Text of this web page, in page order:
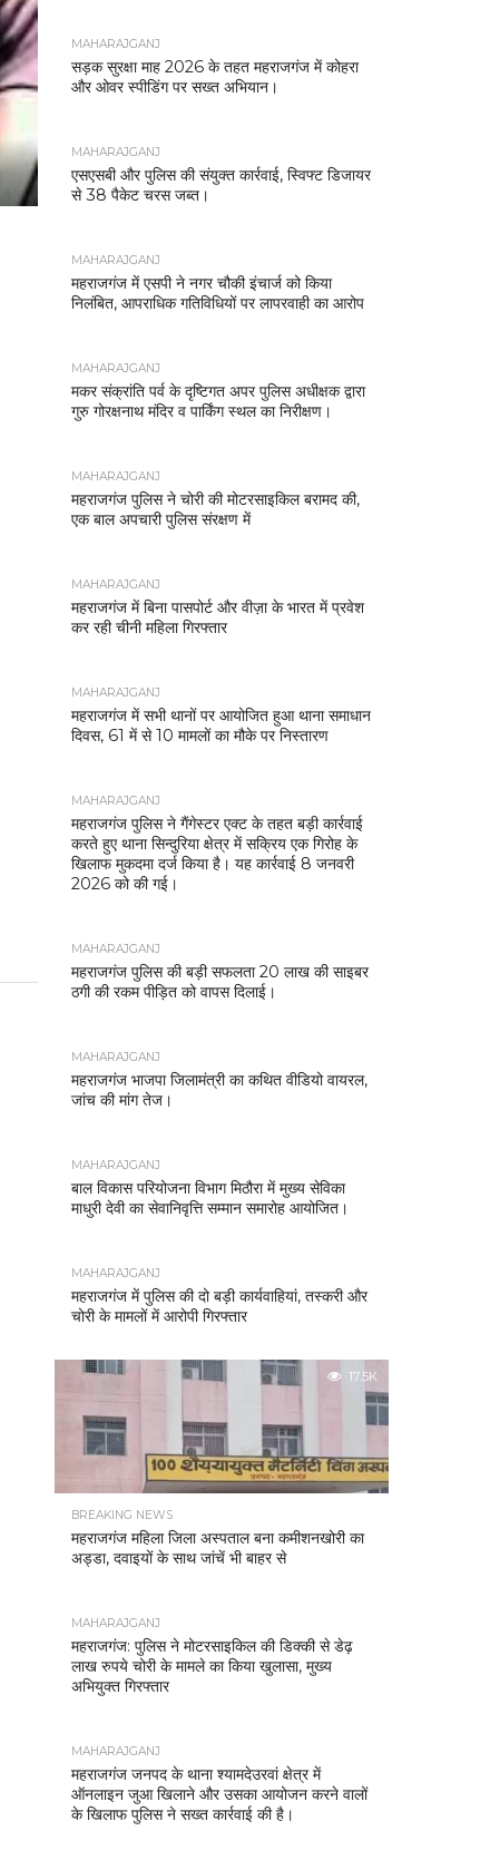
MAHARAJGANJ
सड़क सुरक्षा माह 2026 के तहत महराजगंज में कोहरा
और ओवर स्पीडिंग पर सख्त अभियान।
MAHARAJGANJ
एसएसबी और पुलिस की संयुक्त कार्रवाई, स्विफ्ट डिजायर
से 38 पैकेट चरस जब्त।
MAHARAJGANJ
महराजगंज में एसपी ने नगर चौकी इंचार्ज को किया
निलंबित, आपराधिक गतिविधियों पर लापरवाही का आरोप
MAHARAJGANJ
मकर संक्रांति पर्व के दृष्टिगत अपर पुलिस अधीक्षक द्वारा
गुरु गोरक्षनाथ मंदिर व पार्किंग स्थल का निरीक्षण।
MAHARAJGANJ
महराजगंज पुलिस ने चोरी की मोटरसाइकिल बरामद की,
एक बाल अपचारी पुलिस संरक्षण में
MAHARAJGANJ
महराजगंज में बिना पासपोर्ट और वीज़ा के भारत में प्रवेश
कर रही चीनी महिला गिरफ्तार
MAHARAJGANJ
महराजगंज में सभी थानों पर आयोजित हुआ थाना समाधान
दिवस, 61 में से 10 मामलों का मौके पर निस्तारण
MAHARAJGANJ
महराजगंज पुलिस ने गैंगेस्टर एक्ट के तहत बड़ी कार्रवाई
करते हुए थाना सिन्दुरिया क्षेत्र में सक्रिय एक गिरोह के
खिलाफ मुकदमा दर्ज किया है। यह कार्रवाई 8 जनवरी
2026 को की गई।
MAHARAJGANJ
महराजगंज पुलिस की बड़ी सफलता 20 लाख की साइबर
ठगी की रकम पीड़ित को वापस दिलाई।
MAHARAJGANJ
महराजगंज भाजपा जिलामंत्री का कथित वीडियो वायरल,
जांच की मांग तेज।
MAHARAJGANJ
बाल विकास परियोजना विभाग मिठौरा में मुख्य सेविका
माधुरी देवी का सेवानिवृत्ति सम्मान समारोह आयोजित।
MAHARAJGANJ
महराजगंज में पुलिस की दो बड़ी कार्यवाहियां, तस्करी और
चोरी के मामलों में आरोपी गिरफ्तार
17.5K
BREAKING NEWS
महराजगंज महिला जिला अस्पताल बना कमीशनखोरी का
अड्डा, दवाइयों के साथ जांचें भी बाहर से
MAHARAJGANJ
महराजगंज: पुलिस ने मोटरसाइकिल की डिक्की से डेढ़
लाख रुपये चोरी के मामले का किया खुलासा, मुख्य
अभियुक्त गिरफ्तार
MAHARAJGANJ
महराजगंज जनपद के थाना श्यामदेउरवां क्षेत्र में
ऑनलाइन जुआ खिलाने और उसका आयोजन करने वालों
के खिलाफ पुलिस ने सख्त कार्रवाई की है।